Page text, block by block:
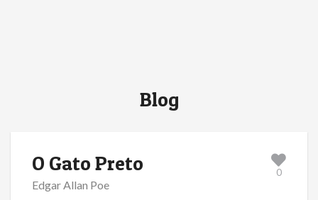
Blog
O Gato Preto 0
Edgar Allan Poe